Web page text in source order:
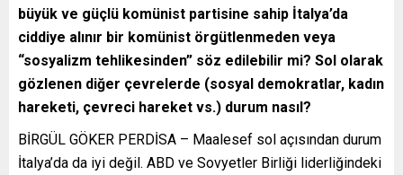
büyük ve güçlü komünist partisine sahip İtalya’da
ciddiye alınır bir komünist örgütlenmeden veya
“sosyalizm tehlikesinden” söz edilebilir mi? Sol olarak
gözlenen diğer çevrelerde (sosyal demokratlar, kadın
hareketi, çevreci hareket vs.) durum nasıl?
BİRGÜL GÖKER PERDİSA – Maalesef sol açısından durum
İtalya’da da iyi değil. ABD ve Sovyetler Birliği liderliğindeki